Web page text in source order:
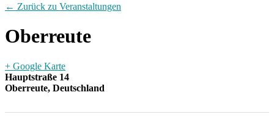
← Zurück zu Veranstaltungen
Oberreute
+ Google Karte
Hauptstraße 14
Oberreute, Deutschland